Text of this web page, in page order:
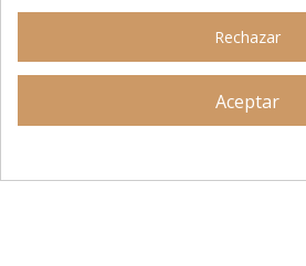
Rechazar
Aceptar